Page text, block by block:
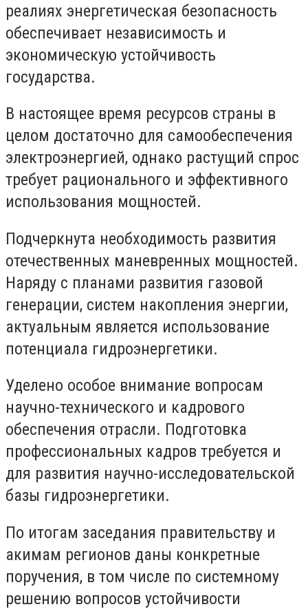
реалиях энергетическая безопасность
обеспечивает независимость и
экономическую устойчивость
государства.
В настоящее время ресурсов страны в
целом достаточно для самообеспечения
электроэнергией, однако растущий спрос
требует рационального и эффективного
использования мощностей.
Подчеркнута необходимость развития
отечественных маневренных мощностей.
Наряду с планами развития газовой
генерации, систем накопления энергии,
актуальным является использование
потенциала гидроэнергетики.
Уделено особое внимание вопросам
научно-технического и кадрового
обеспечения отрасли. Подготовка
профессиональных кадров требуется и
для развития научно-исследовательской
базы гидроэнергетики.
По итогам заседания правительству и
акимам регионов даны конкретные
поручения, в том числе по системному
решению вопросов устойчивости